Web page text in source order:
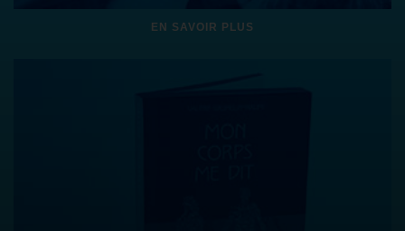
EN SAVOIR PLUS